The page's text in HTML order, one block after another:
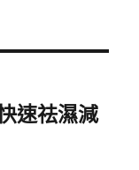
速祛濕減